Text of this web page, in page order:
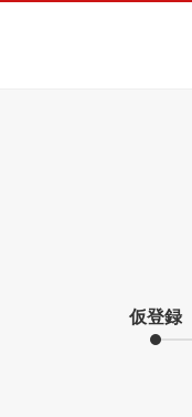
仮登録